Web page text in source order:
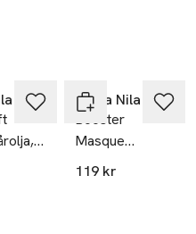
som gör ditt hår
med Provitamin B5
hår, låt sitta i 3 minuter,
Maria Nila
Booster
Masque
Structure
119 kr